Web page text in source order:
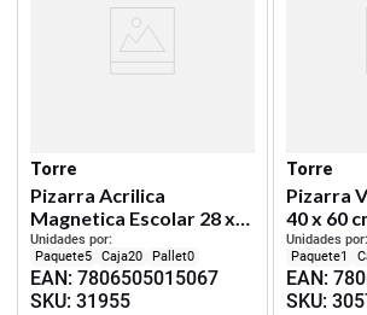
Torre
Pizarra Acrilica
Magnetica Escolar 28 x
35,6 cm
Unidades por:
5
20 0
EAN:7806505015067
SKU:31955
Torre
Pizarra
40 x 60
Unidades por:
1
EAN:
SKU: